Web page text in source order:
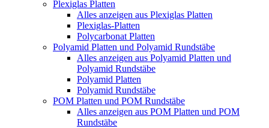
Plexiglas Platten
Alles anzeigen aus Plexiglas Platten
Plexiglas-Platten
Polycarbonat Platten
Polyamid Platten und Polyamid Rundstäbe
Alles anzeigen aus Polyamid Platten und
Polyamid Rundstäbe
Polyamid Platten
Polyamid Rundstäbe
POM Platten und POM Rundstäbe
Alles anzeigen aus POM Platten und POM
Rundstäbe